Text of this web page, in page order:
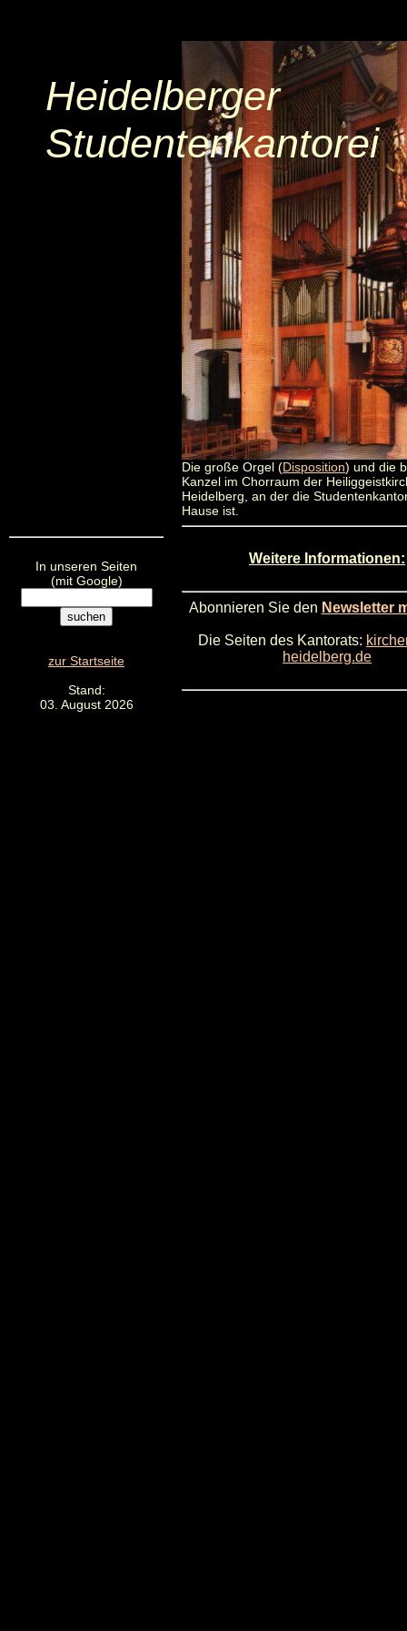
Die große Orgel (Disposition) und die
Kanzel im Chorraum der
Heidelberg, an der die
Hause ist.
Weitere Informationen:
Abonnieren Sie den Newsletter
Die Seiten des Kantorats:
heidelberg.de
Heidelberger
Studentenkantorei
In unseren Seiten
(mit Google)
zur Startseite
Stand:
03. August 2026